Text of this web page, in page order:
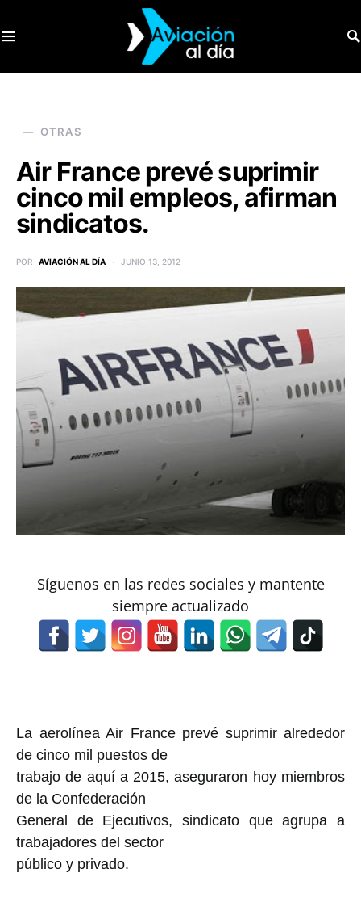
OTRAS
Air France prevé suprimir
cinco mil empleos, afirman
sindicatos.
POR AVIACIÓN AL DÍA JUNIO 13, 2012
Síguenos en las redes sociales y mantente
siempre actualizado
La aerolínea Air France prevé suprimir alrededor
de cinco mil puestos de
trabajo de aquí a 2015, aseguraron hoy miembros
de la Confederación
General de Ejecutivos, sindicato que agrupa a
trabajadores del sector
público y privado.